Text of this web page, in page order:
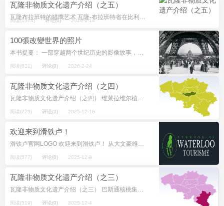
瓦隆非物质文化遗产介绍（之五）
瓦隆布拉班特的猎鹰艺术 瓦隆-布拉班特省在比利时的位置 是因为你有分辨力，猎鹰会展翅飞翔， 向南展翅吗？ 听你的命令，鹰升起，并在高处筑巢？ 他将岩石作为夜行栖息地，岩石山峰成为他...
阅读(1374) 评论(0) 2026-6-14
100張改變世界的照片
本书提要： 一部穿越两个世纪历史的影像故事，一本收录了100张标志性照片的书籍，这些照片记录了人类的重要时刻。 从世界大战到太空探索，从民权运动到气候变化，每一张照片都是一扇窗，照见过去、现在，有时也照见一种可能...
阅读(631) 评论(0) 2026-2-24
瓦隆非物质文化遗产介绍（之四）
瓦隆非物质文化遗产介绍（之四） 维莱拉维尔植物疗愈艺术 瓦隆-布拉班特省在比利时的位置 二、自然与宇宙 该类别包括与药用植物或与海洋、林业、畜牧、农业等传统知识相关的知识和...
阅读(729) 评论(0) 2025-12-18
欢迎来到滑铁卢！
滑铁卢官网LOGO 欢迎来到滑铁卢！ 从大文豪维克多·雨果（Victor Hugo）到ABBA乐队，这座小城早已名扬天下…… 正是在滑铁卢之战和拿破仑在此地战败后，滑铁卢才算真正被载入史册。 滑铁卢在比利时...
阅读(577) 评论(0) 2025-12-9
瓦隆非物质文化遗产介绍（之三）
瓦隆非物质文化遗产介绍（之三） 巴斯通核桃集市 巴斯通位于比利时的卢森堡省 社会习俗、仪式和节庆活动 巴斯通核桃集市 “主啊，是巴顿在对您说话。过去十四天...
阅读(519) 评论(0) 2025-12-4